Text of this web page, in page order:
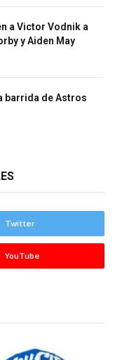
a Victor Vodnik a
y Aiden May
barrida de Astros
Twitter
YouTube